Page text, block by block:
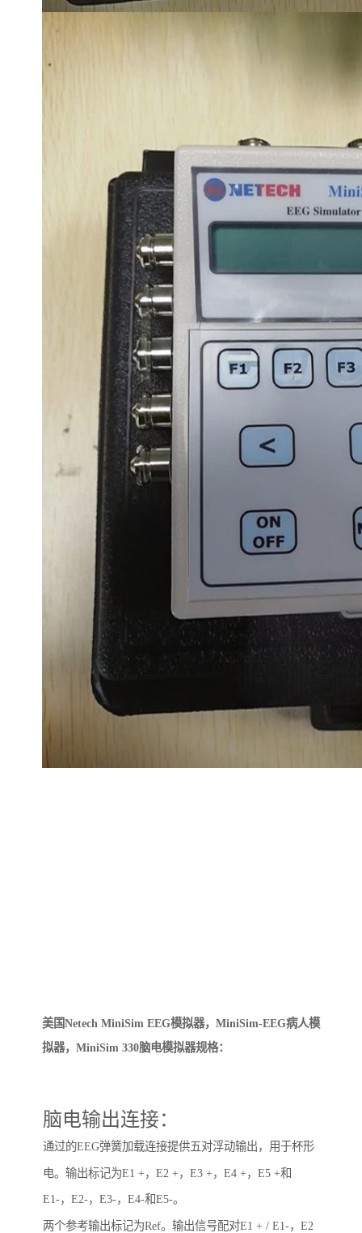
美国Netech MiniSim EEG模拟器，MiniSim-EEG病人模
拟器，MiniSim 330脑电模拟器规格：
脑电输出连接：
通过的EEG弹簧加载连接提供五对浮动输出，用于杯形
电。 输出标记为E1 +，E2 +，E3 +，E4 +，E5 +和
E1-，E2-，E3-，E4-和E5-。
两个参考输出标记为Ref。 输出信号配对E1 + / E1-，E2